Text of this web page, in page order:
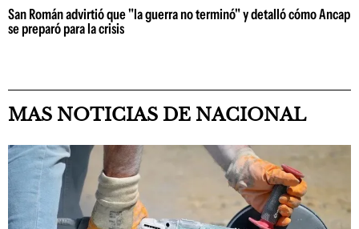
San Román advirtió que "la guerra no terminó" y detalló cómo Ancap
se preparó para la crisis
MAS NOTICIAS DE NACIONAL